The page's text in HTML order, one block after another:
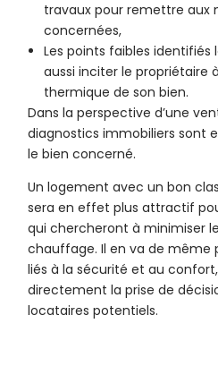
travaux pour remettre aux
concernées,
Les points faibles identifiés
aussi inciter le propriétaire
thermique de son bien.
Dans la perspective d’une
diagnostics immobiliers sont
le bien concerné.
Un logement avec un bon
sera en effet plus attractif
qui chercheront à minimiser
chauffage. Il en va de même
liés à la sécurité et au
directement la prise de
locataires potentiels.